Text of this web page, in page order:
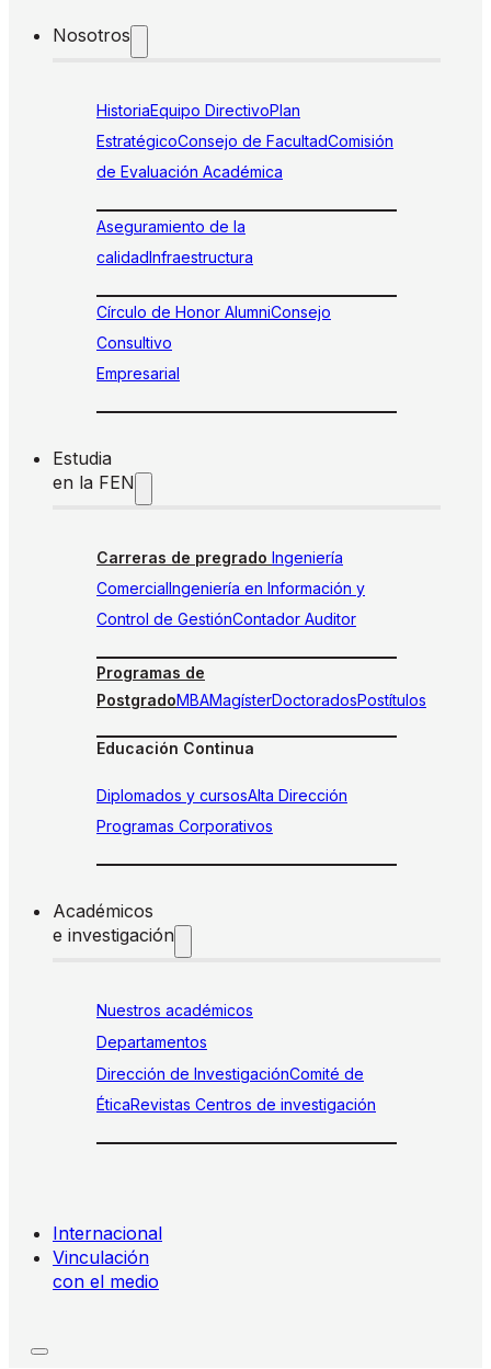
Nosotros
HistoriaEquipo DirectivoPlan
EstratégicoConsejo de FacultadComisión
de Evaluación Académica
Aseguramiento de la
calidadInfraestructura
Círculo de Honor AlumniConsejo
Consultivo
Empresarial
Estudia
en la FEN
Carreras de pregrado Ingeniería
ComercialIngeniería en Información y
Control de GestiónContador Auditor
Programas de
PostgradoMBAMagísterDoctoradosPostítulos
Educación Continua
Diplomados y cursosAlta Dirección
Programas Corporativos
Académicos
e investigación
Nuestros académicos
Departamentos
Dirección de InvestigaciónComité de
ÉticaRevistas Centros de investigación
Internacional
Vinculación
con el medio